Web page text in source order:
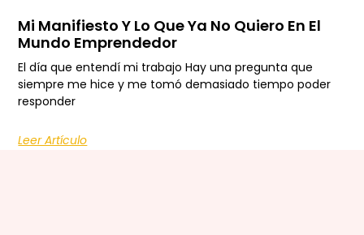
Mi Manifiesto Y Lo Que Ya No Quiero En El
Mundo Emprendedor
El día que entendí mi trabajo Hay una pregunta que
siempre me hice y me tomó demasiado tiempo poder
responder
Leer Artículo